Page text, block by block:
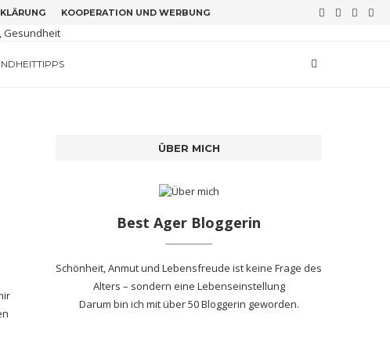
KOOPERATION UND WERBUNG
ÜBER MICH
Best Ager Bloggerin
Schönheit, Anmut und Lebensfreude ist keine Frage des
Alters – sondern eine Lebenseinstellung
Darum bin ich mitüber 50 Bloggerin geworden.